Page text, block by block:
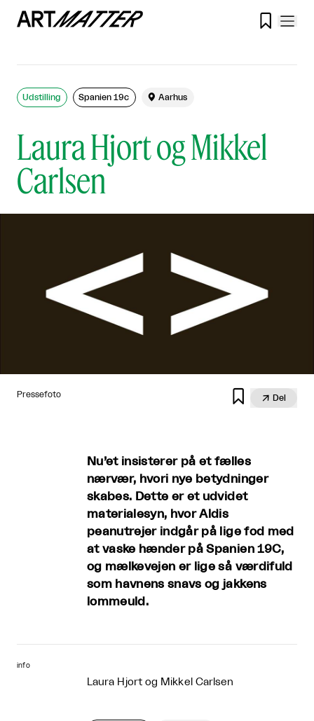

Laura Hjort og Mikkel
Carlsen
Udstilling Spanien 19c  Aarhus
Pressefoto   Del
Nu’et insisterer på et fælles
nærvær, hvori nye betydninger
skabes. Dette er et udvidet
materialesyn, hvor Aldis
peanutrejer indgår på lige fod med
at vaske hænder på Spanien 19C,
og mælkevejen er lige så værdifuld
som havnens snavs og jakkens
lommeuld.
info
Laura Hjort og Mikkel Carlsen